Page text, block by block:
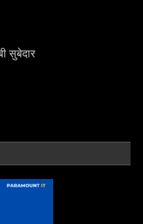
सुबेदार